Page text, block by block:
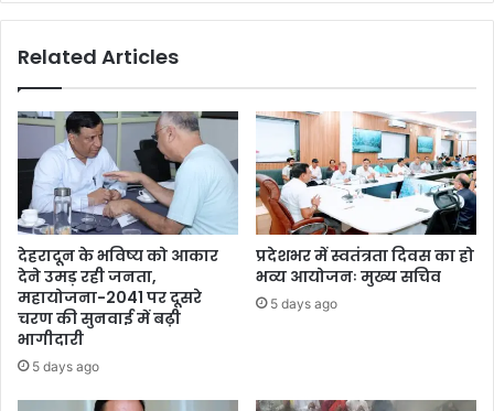
Related Articles
देहरादून के भविष्य को आकार
देने उमड़ रही जनता,
महायोजना-2041 पर दूसरे
चरण की सुनवाई में बढ़ी
भागीदारी
5 days ago
प्रदेशभर में स्वतंत्रता दिवस का हो
भव्य आयोजनः मुख्य सचिव
5 days ago